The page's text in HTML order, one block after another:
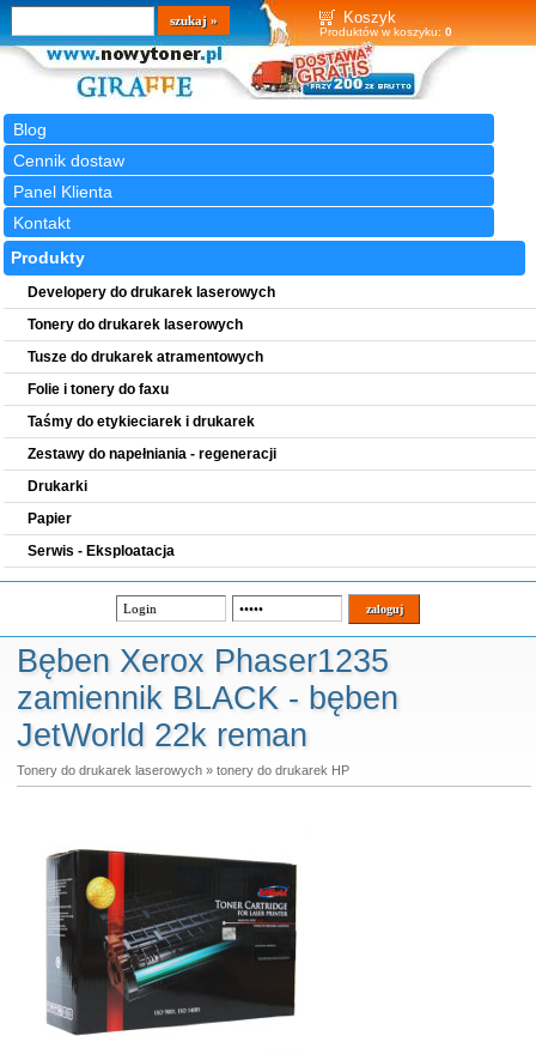
Koszyk
Produktów w koszyku: 0
Blog
Cennik dostaw
Panel Klienta
Kontakt
Wyszukiwarka
szukaj
Produkty
Developery do drukarek laserowych
Tonery do drukarek laserowych
Tusze do drukarek atramentowych
Folie i tonery do faxu
Taśmy do etykieciarek i drukarek
Zestawy do napełniania - regeneracji
Drukarki
Papier
Serwis - Eksploatacja
Bęben Xerox Phaser1235
zamiennik BLACK - bęben
JetWorld 22k reman
Tonery do drukarek laserowych» tonery do drukarek HP